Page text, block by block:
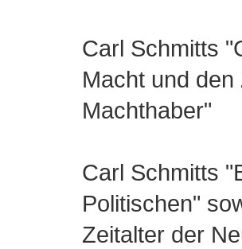
Carl Schmitts
Macht und
Machthaber"
Carl Schmitts
Politischen"
Zeitalter der